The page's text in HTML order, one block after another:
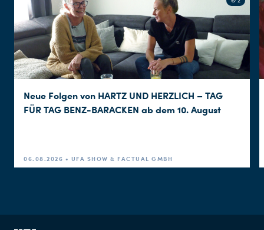
Neue Folgen von HARTZ UND HERZLICH – TAG
FÜR TAG BENZ-BARACKEN ab dem 10. August
06.08.2026 • UFA SHOW & FACTUAL GMBH